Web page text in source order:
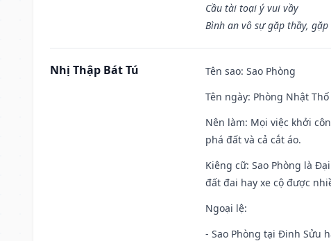
Cầu tài toại ý vui vầy
Bình an vô sự gặp thầy, gặp
Nhị Thập Bát Tú Tên sao: Sao Phòng
Tên ngày: Phòng Nhật
Nên làm: Mọi việc khởi
phá đất và cả cắt áo.
Kiêng cữ: Sao Phòng là
đất đai hay xe cộ được
Ngoại lệ:
- Sao Phòng tại Đinh Sửu